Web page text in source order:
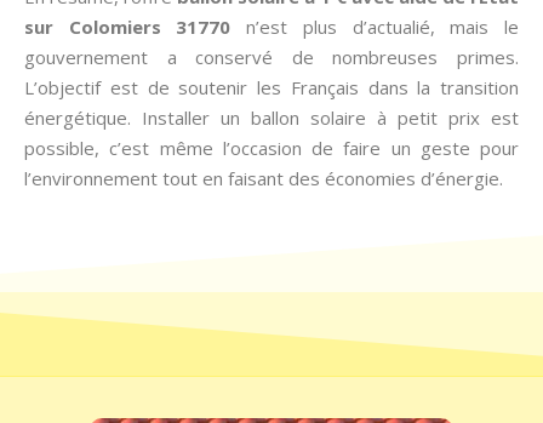
sur Colomiers 31770 n’est plus d’actualié, mais le
gouvernement a conservé de nombreuses primes.
L’objectif est de soutenir les Français dans la transition
énergétique. Installer un ballon solaire à petit prix est
possible, c’est même l’occasion de faire un geste pour
l’environnement tout en faisant des économies d’énergie.